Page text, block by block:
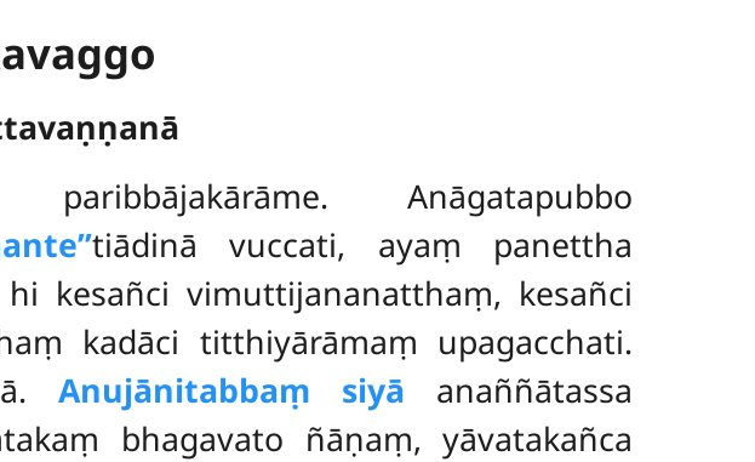
paribbājakārāme. Anāgatapubbo
tiādinā vuccati, ayaṃ panettha
kesañci vimuttijananatthaṃ, kesañci
kadāci titthiyārāmaṃ upagacchati.
Anujānitabbaṃ siyā anaññātassa
bhagavato ñāṇaṃ, yāvatakañca